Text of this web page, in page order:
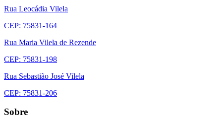
Rua Leocádia Vilela
CEP: 75831-164
Rua Maria Vilela de Rezende
CEP: 75831-198
Rua Sebastião José Vilela
CEP: 75831-206
Sobre